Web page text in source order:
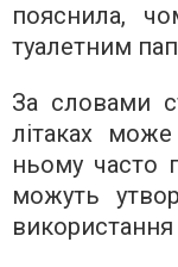
пояснила,
туалетним
За словами
літаках
ньому часто
можуть
використання